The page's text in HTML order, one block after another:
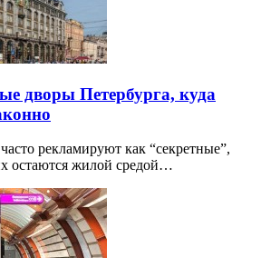
дворы Петербурга, куда
рекламируют как “секретные”,
остаются жилой средой…